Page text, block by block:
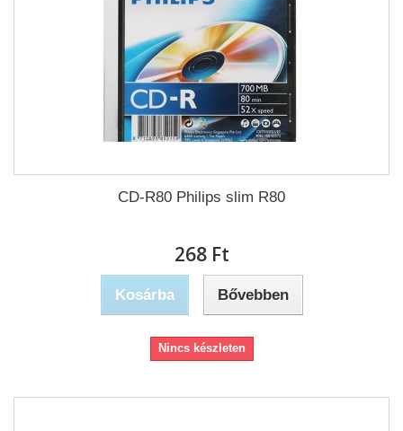
CD-R80 Philips slim R80
268 Ft‎
Kosárba Bővebben
Nincs készleten